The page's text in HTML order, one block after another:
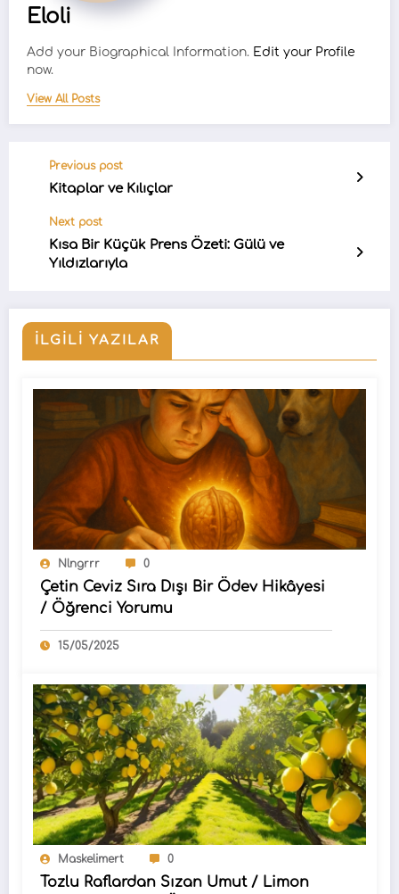
Eloli
Add your Biographical Information. Edit your Profile
now.
View All Posts
Previous post
Kitaplar ve Kılıçlar
Next post
Kısa Bir Küçük Prens Özeti: Gülü ve
Yıldızlarıyla
İLGILI YAZILAR
Nlngrrr 0
Çetin Ceviz Sıra Dışı Bir Ödev Hikâyesi
/ Öğrenci Yorumu
15/05/2025
Maskelimert 0
Tozlu Raflardan Sızan Umut / Limon